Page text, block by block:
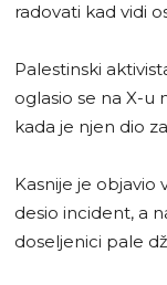
radovati kad vidi
Palestinski
oglasio se na X-u
kada je njen dio
Kasnije je objavio
desio incident, a
doseljenici pale